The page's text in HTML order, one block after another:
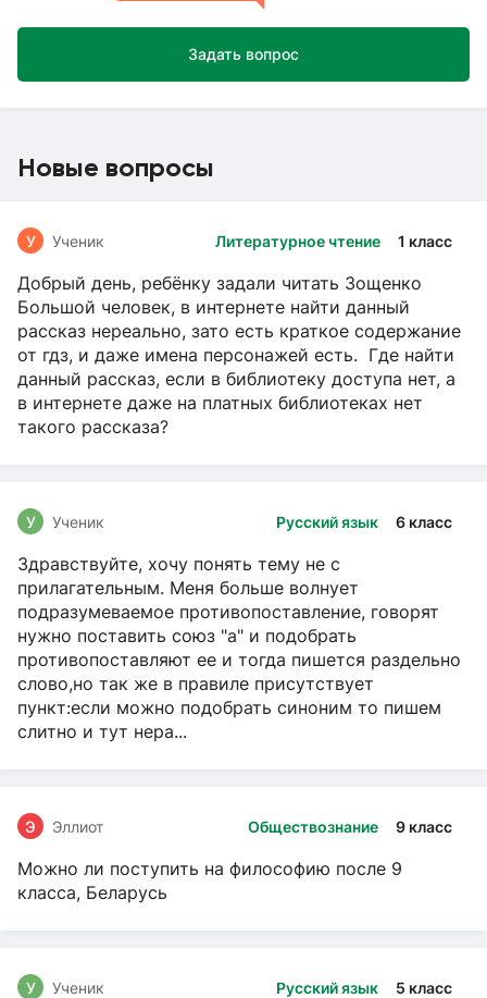
Задать вопрос
Новые вопросы
Литературное чтение 1 класс
У Ученик
Добрый день, ребёнку задали читать Зощенко
Большой человек, в интернете найти данный
рассказ нереально, зато есть краткое содержание
от гдз, и даже имена персонажей есть. Где найти
данный рассказ, если в библиотеку доступа нет, а
в интернете даже на платных библиотеках нет
такого рассказа?
Русский язык 6 класс
У Ученик
Здравствуйте, хочу понять тему не с
прилагательным. Меня больше волнует
подразумеваемое противопоставление, говорят
нужно поставить союз "а" и подобрать
противопоставляют ее и тогда пишется раздельно
слово,но так же в правиле присутствует
пункт:если можно подобрать синоним то пишем
слитно и тут нера...
Обществознание 9 класс
Э Эллиот
Можно ли поступить на философию после 9
класса, Беларусь
Русский язык 5 класс
У Ученик